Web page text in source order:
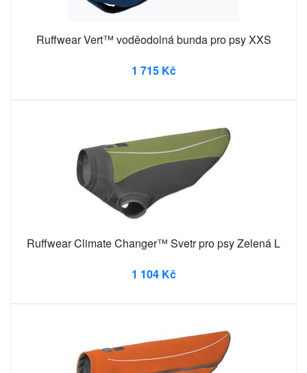
Ruffwear Vert™ voděodolná bunda pro psy XXS
1 715 Kč
Ruffwear Climate Changer™ Svetr pro psy Zelená L
1 104 Kč